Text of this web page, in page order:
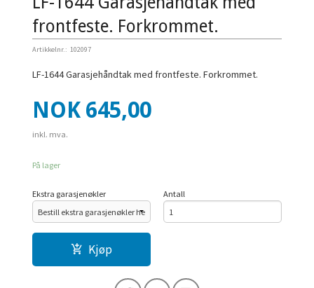
frontfeste. Forkrommet.
Artikkelnr.: 102097
LF-1644 Garasjehåndtak med frontfeste. Forkrommet.
Pris
NOK 645,00
inkl. mva.
På lager
Ekstra garasjenøkler Antall
Kjøp